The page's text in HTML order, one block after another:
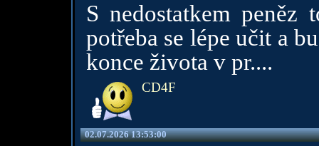
S nedostatkem
potřeba se lépe učit a
konce života v pr....
CD4F
02.07.2026 13:53:00